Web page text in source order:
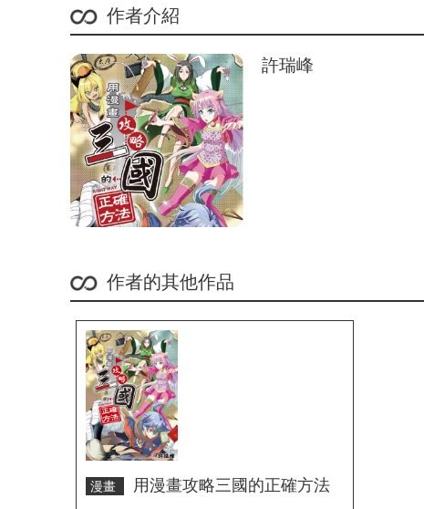
作者介紹
許瑞峰
作者的其他作品
漫畫 用漫畫攻略三國的正確方法